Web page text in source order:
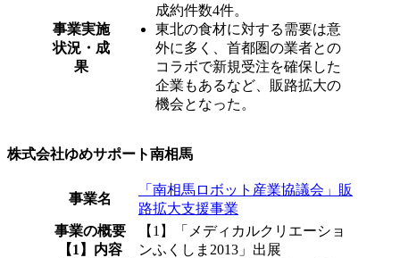
事業実施
状況・成
果
成約件数4件。
東北の食材に対する需要は意
外に多く、首都圏の業者との
コラボで新規受注を確保した
企業もあるなど、販路拡大の
機会となった。
株式会社ゆめサポート南相馬
事業名
「南相馬ロボット産業協議会」販
路拡大支援事業
事業の概要
【1】内容
【1】「メディカルクリエーショ
ンふくしま2013」出展